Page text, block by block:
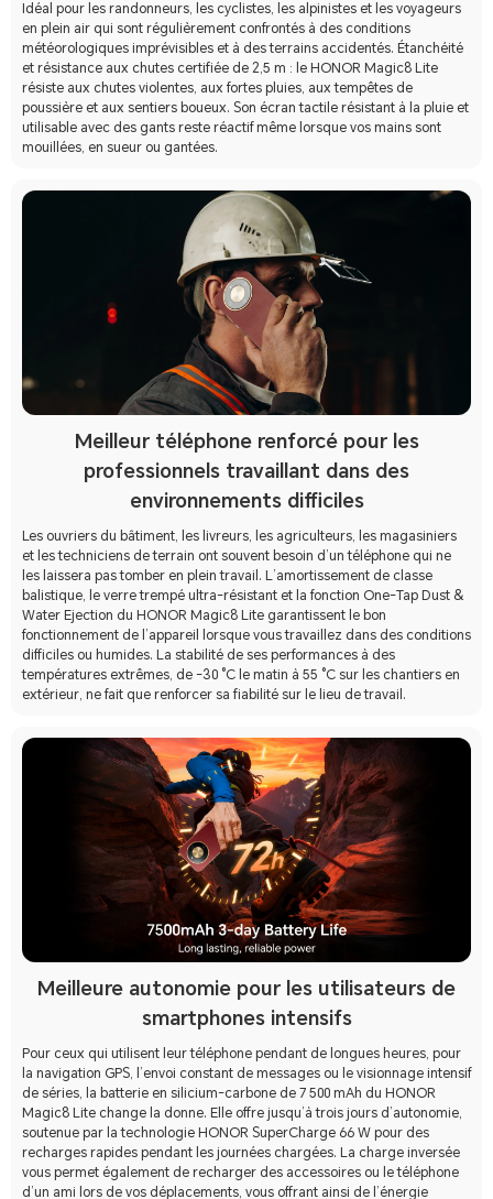
Idéal pour les randonneurs, les cyclistes, les alpinistes et les voyageurs
en plein air qui sont régulièrement confrontés à des conditions
météorologiques imprévisibles et à des terrains accidentés. Étanchéité
et résistance aux chutes certifiée de 2,5 m : le HONOR Magic8 Lite
résiste aux chutes violentes, aux fortes pluies, aux tempêtes de
poussière et aux sentiers boueux. Son écran tactile résistant à la pluie et
utilisable avec des gants reste réactif même lorsque vos mains sont
mouillées, en sueur ou gantées.
Meilleur téléphone renforcé pour les
professionnels travaillant dans des
environnements difficiles
Les ouvriers du bâtiment, les livreurs, les agriculteurs, les magasiniers
et les techniciens de terrain ont souvent besoin d’un téléphone qui ne
les laissera pas tomber en plein travail. L’amortissement de classe
balistique, le verre trempé ultra-résistant et la fonction One-Tap Dust &
Water Ejection du HONOR Magic8 Lite garantissent le bon
fonctionnement de l’appareil lorsque vous travaillez dans des conditions
difficiles ou humides. La stabilité de ses performances à des
températures extrêmes, de -30 °C le matin à 55 °C sur les chantiers en
extérieur, ne fait que renforcer sa fiabilité sur le lieu de travail.
Meilleure autonomie pour les utilisateurs de
smartphones intensifs
Pour ceux qui utilisent leur téléphone pendant de longues heures, pour
la navigation GPS, l’envoi constant de messages ou le visionnage intensif
de séries, la batterie en silicium-carbone de 7 500 mAh du HONOR
Magic8 Lite change la donne. Elle offre jusqu’à trois jours d’autonomie,
soutenue par la technologie HONOR SuperCharge 66 W pour des
recharges rapides pendant les journées chargées. La charge inversée
vous permet également de recharger des accessoires ou le téléphone
d’un ami lors de vos déplacements, vous offrant ainsi de l’énergie